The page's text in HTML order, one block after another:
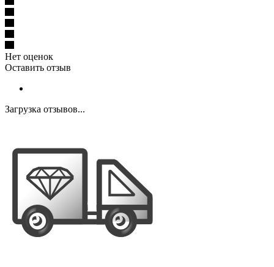
Нет оценок
Оставить отзыв
Загрузка отзывов...